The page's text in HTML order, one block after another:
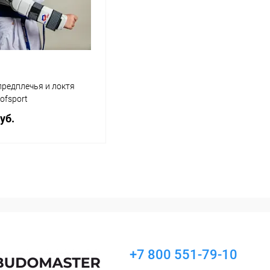
В наличии
и локтя
+7 800 551-79-10